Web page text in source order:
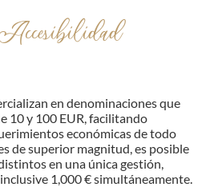
en denominaciones que
10 y 100 EUR, facilitando
económicas de todo
de superior magnitud, es posible
en una única gestión,
1,000 € simultáneamente.